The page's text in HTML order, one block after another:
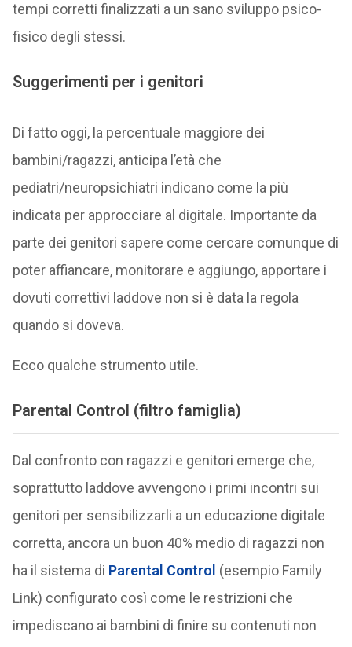
tempi corretti finalizzati a un sano sviluppo psico-
fisico degli stessi.
Suggerimenti per i genitori
Di fatto oggi, la percentuale maggiore dei
bambini/ragazzi, anticipa l’età che
pediatri/neuropsichiatri indicano come la più
indicata per approcciare al digitale. Importante da
parte dei genitori sapere come cercare comunque di
poter affiancare, monitorare e aggiungo, apportare i
dovuti correttivi laddove non si è data la regola
quando si doveva.
Ecco qualche strumento utile.
Parental Control (filtro famiglia)
Dal confronto con ragazzi e genitori emerge che,
soprattutto laddove avvengono i primi incontri sui
genitori per sensibilizzarli a un educazione digitale
corretta, ancora un buon 40% medio di ragazzi non
ha il sistema di Parental Control (esempio Family
Link) configurato così come le restrizioni che
impediscano ai bambini di finire su contenuti non